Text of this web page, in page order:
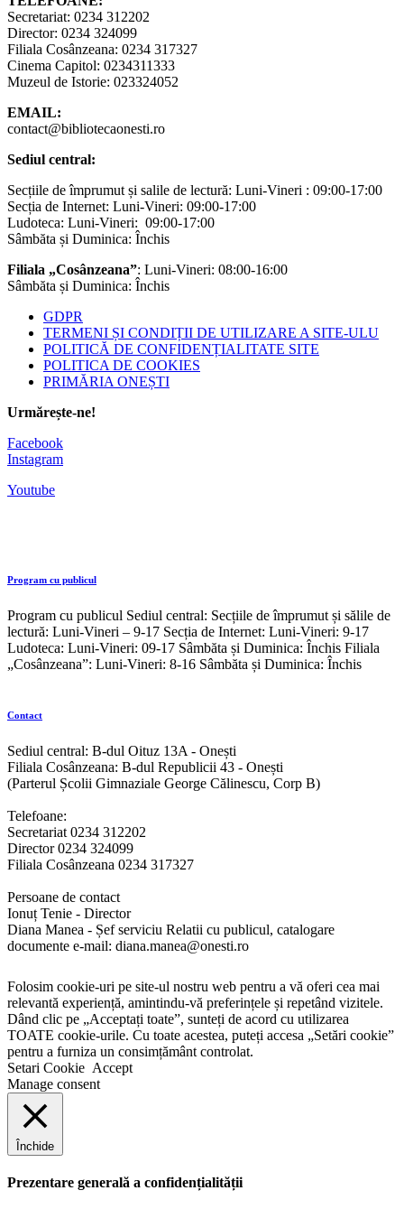
Secretariat: 0234 312202
Director: 0234 324099
Filiala Cosânzeana: 0234 317327
Cinema Capitol: 0234311333
Muzeul de Istorie: 023324052
EMAIL:
contact@bibliotecaonesti.ro
Sediul central:
Secțiile de împrumut și salile de lectură: Luni-Vineri : 09:00-17:00
Secția de Internet: Luni-Vineri: 09:00-17:00
Ludoteca: Luni-Vineri: 09:00-17:00
Sâmbăta și Duminica: Închis
Filiala „Cosânzeana”: Luni-Vineri: 08:00-16:00
Sâmbăta și Duminica: Închis
GDPR
TERMENI ȘI CONDIȚII DE UTILIZARE A SITE-ULU
POLITICĂ DE CONFIDENȚIALITATE SITE
POLITICA DE COOKIES
PRIMĂRIA ONEȘTI
Urmărește-ne!
Facebook
Instagram
Youtube
Program cu publicul
Program cu publicul Sediul central: Secțiile de împrumut și sălile de
lectură: Luni-Vineri – 9-17 Secția de Internet: Luni-Vineri: 9-17
Ludoteca: Luni-Vineri: 09-17 Sâmbăta și Duminica: Închis Filiala
„Cosânzeana”: Luni-Vineri: 8-16 Sâmbăta și Duminica: Închis
Contact
Sediul central: B-dul Oituz 13A - Onești
Filiala Cosânzeana: B-dul Republicii 43 - Onești
(Parterul Școlii Gimnaziale George Călinescu, Corp B)
Telefoane:
Secretariat 0234 312202
Director 0234 324099
Filiala Cosânzeana 0234 317327
Persoane de contact
Ionuț Tenie - Director
Diana Manea - Șef serviciu Relatii cu publicul, catalogare
documente e-mail: diana.manea@onesti.ro
Folosim cookie-uri pe site-ul nostru web pentru a vă oferi cea mai
relevantă experiență, amintindu-vă preferințele și repetând vizitele.
Dând clic pe „Acceptați toate”, sunteți de acord cu utilizarea
TOATE cookie-urile. Cu toate acestea, puteți accesa „Setări cookie”
pentru a furniza un consimțământ controlat.
Setari Cookie Accept
Manage consent
Închide
Prezentare generală a confidențialității